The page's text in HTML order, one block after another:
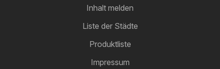
Inhalt melden
Liste der Städte
Produktliste
Impressum